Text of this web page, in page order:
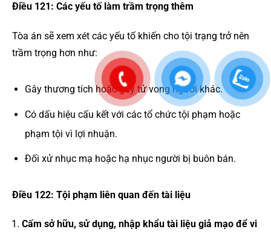
Điều 121: Các yếu tố làm trầm trọng thêm
Tòa án sẽ xem xét các yếu tố khiến cho tội trạng trở nên
trầm trọng hơn như:
Gây thương tích hoặc gây tử vong người khác.
Có dấu hiệu cấu kết với các tổ chức tội phạm hoặc
phạm tội vì lợi nhuận.
Đối xử nhục mạ hoặc hạ nhục người bị buôn bán.
Điều 122: Tội phạm liên quan đến tài liệu
Cấm sở hữu, sử dụng, nhập khẩu tài liệu giả mạo để vi